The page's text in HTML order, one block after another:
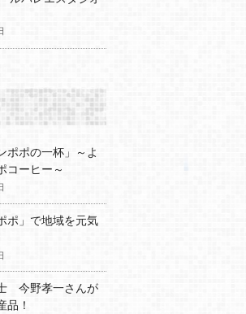
ポポの一杯」～よ
コーヒー～
ポ」で地域を元気
今野孝一さんが
品！